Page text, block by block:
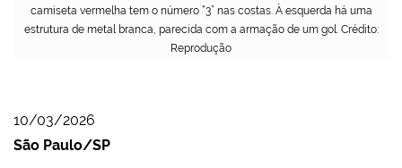
camiseta vermelha tem o número “3” nas costas. À esquerda há uma
estrutura de metal branca, parecida com a armação de um gol. Crédito:
Reprodução
10/03/2026
São Paulo/SP